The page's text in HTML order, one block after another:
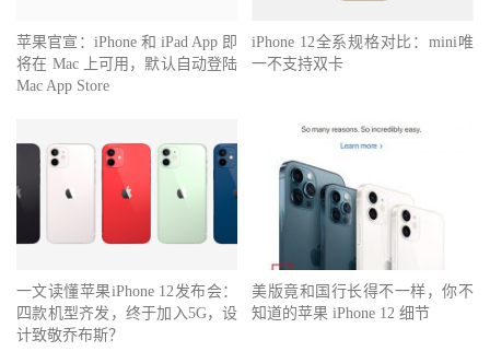
苹果官宣：iPhone 和 iPad App 即
将在 Mac 上可用，默认自动登陆
Mac App Store
iPhone 12全系规格对比：mini唯
一不支持双卡
一文读懂苹果iPhone 12发布会：
四款机型齐发，终于加入5G，设
计致敬乔布斯？
美版竟和国行长得不一样，你不
知道的苹果 iPhone 12 细节